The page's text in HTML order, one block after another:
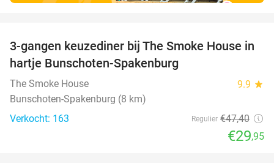
37%
3-gangen keuzediner bij The Smoke House in
hartje Bunschoten-Spakenburg
The Smoke House 9.9 star
Bunschoten-Spakenburg (8 km)
Verkocht: 163
Regulier €47,40
€29,95